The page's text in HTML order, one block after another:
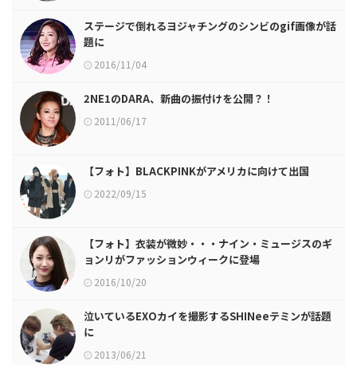
ステージで倒れるヨジャチングのシンビのgif画像が話
題に
2016/11/04
2NE1のDARA、新曲の振付けを公開？！
2011/06/17
【フォト】BLACKPINKがアメリカに向けて出国
2022/09/15
【フォト】衣装が微妙・・・ナイン・ミュージスのギ
ョンリがファッションウィークに登場
2016/10/20
泣いているEXOカイを撮影するSHINeeテミンが話題
に
2013/06/21